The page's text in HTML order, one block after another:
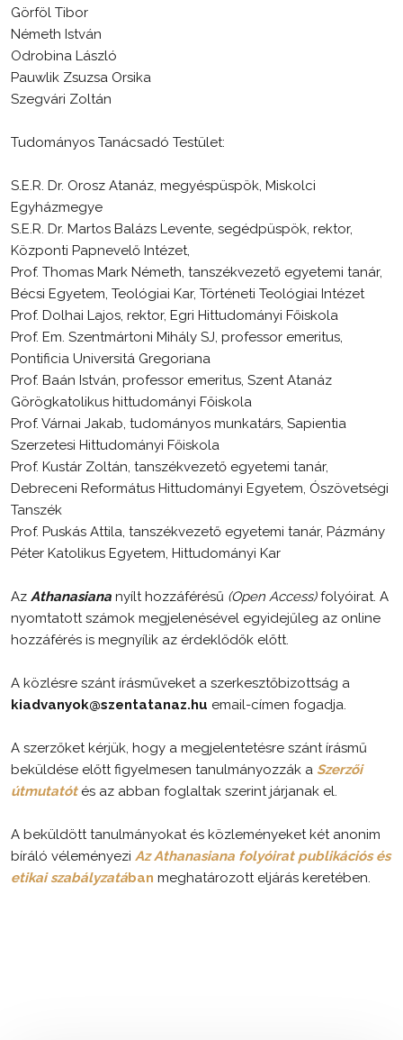
Görföl Tibor
Németh István
Odrobina László
Pauwlik Zsuzsa Orsika
Szegvári Zoltán
Tudományos Tanácsadó Testület:
S.E.R. Dr. Orosz Atanáz, megyéspüspök, Miskolci
Egyházmegye
S.E.R. Dr. Martos Balázs Levente, segédpüspök, rektor,
Központi Papnevelő Intézet,
Prof. Thomas Mark Németh, tanszékvezető egyetemi tanár,
Bécsi Egyetem, Teológiai Kar, Történeti Teológiai Intézet
Prof. Dolhai Lajos, rektor, Egri Hittudományi Főiskola
Prof. Em. Szentmártoni Mihály SJ, professor emeritus,
Pontificia Universitá Gregoriana
Prof. Baán István, professor emeritus, Szent Atanáz
Görögkatolikus hittudományi Főiskola
Prof. Várnai Jakab, tudományos munkatárs, Sapientia
Szerzetesi Hittudományi Főiskola
Prof. Kustár Zoltán, tanszékvezető egyetemi tanár,
Debreceni Református Hittudományi Egyetem, Ószövetségi
Tanszék
Prof. Puskás Attila, tanszékvezető egyetemi tanár, Pázmány
Péter Katolikus Egyetem, Hittudományi Kar
Az Athanasiana nyílt hozzáférésű (Open Access)folyóirat. A
nyomtatott számok megjelenésével egyidejűleg az online
hozzáférés is megnyílik az érdeklődők előtt.
A közlésre szánt írásműveket a szerkesztőbizottság a
kiadvanyok@szentatanaz.hu email-címen fogadja.
A szerzőket kérjük, hogy a megjelentetésre szánt írásmű
beküldése előtt figyelmesen tanulmányozzák a Szerzői
útmutatótés az abban foglaltak szerint járjanak el.
A beküldött tanulmányokat és közleményeket két anonim
bíráló véleményezi Az Athanasiana folyóirat publikációs és
etikai szabályzatában meghatározott eljárás keretében.